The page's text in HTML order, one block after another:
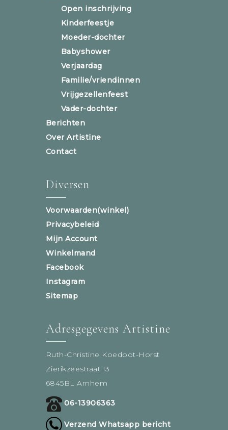
Open inschrijving
Kinderfeestje
Moeder-dochter
Babyshower
Verjaardag
Familie/vriendinnen
Vrijgezellenfeest
Vader-dochter
Berichten
Over Artistine
Contact
Diversen
Voorwaarden(winkel)
Privacybeleid
Mijn Account
Winkelmand
Facebook
Instagram
Sitemap
Adresgegevens Artistine
Ruth-Christine Koedoot-Horst
Zierikzeestraat 13
6845BL Arnhem
06-13906363
Verzend Whatsapp bericht